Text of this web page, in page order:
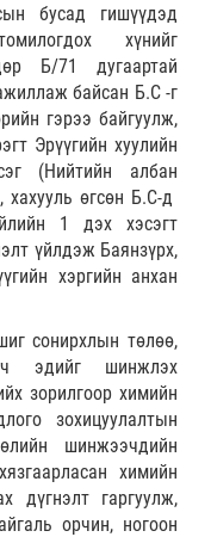
бусад гишүүдэд
хүнийг
Б/71 дугаартай
байсан Б.С -г
гэрээ байгуулж,
Эрүүгийн хуулийн
(Нийтийн албан
хахууль өгсөн Б.С-д
1 дэх хэсэгт
үйлдэж Баянзүрх,
хэргийн анхан
сонирхлын төлөө,
эдийг шинжлэх
зорилгоор химийн
зохицуулалтын
шинжээчдийн
химийн
дүгнэлт гаргуулж,
орчин, ногоон